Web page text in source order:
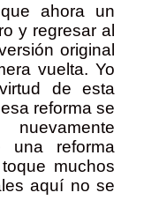
ahora un
y regresar al
original
vuelta. Yo
de esta
reforma se
una reforma
muchos
aquí no se